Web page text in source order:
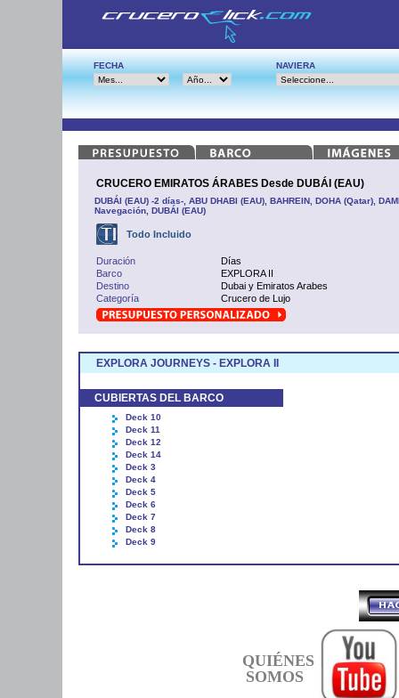
FECHA NAVIERA
CRUCERO EMIRATOS ÁRABES Desde DUBÁI (EAU)
DUBÁI (EAU) -2 días-, ABU DHABI (EAU), BAHREIN, DOHA (Qatar),
Navegación, DUBÁI (EAU)
Todo Incluido
Duración
Días
Barco
EXPLORA II
Destino
Dubai y Emiratos Arabes
Categoría
Crucero de Lujo
EXPLORA JOURNEYS - EXPLORA II
CUBIERTAS DEL BARCO
Deck 10
Deck 11
Deck 12
Deck 14
Deck 3
Deck 4
Deck 5
Deck 6
Deck 7
Deck 8
Deck 9
QUIÉNES
SOMOS